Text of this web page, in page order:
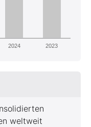
2024 2023
weltweit